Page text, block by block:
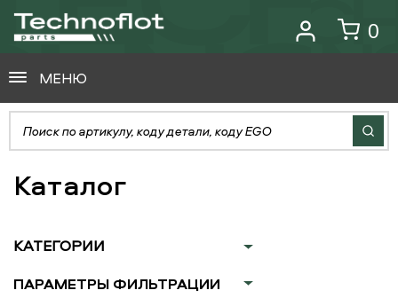
0
МЕНЮ
Каталог
КАТЕГОРИИ
ПАРАМЕТРЫ ФИЛЬТРАЦИИ